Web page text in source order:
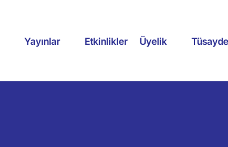
Yayınlar Etkinlikler Üyelik